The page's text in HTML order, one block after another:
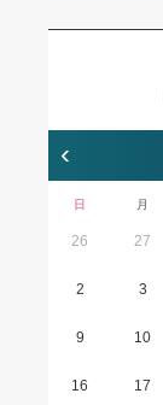
‹
日 月
26 27
2 3
9 10
16 17